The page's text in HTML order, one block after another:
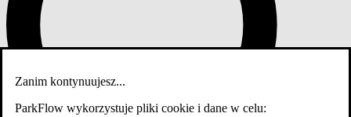
Zanim kontynuujesz...
ParkFlow wykorzystuje pliki cookie i dane w celu: